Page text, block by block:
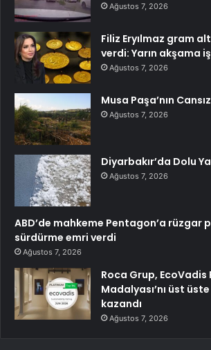
Ağustos 7, 2026
Filiz Eryılmaz gram
verdi: Yarın akşama
Ağustos 7, 2026
Musa Paşa’nın
Ağustos 7, 2026
Diyarbakır’da Dolu
Ağustos 7, 2026
ABD’de mahkeme Pentagon’a rüzgar
sürdürme emri verdi
Ağustos 7, 2026
Roca Grup,
Madalyası’nı üst
kazandı
Ağustos 7, 2026